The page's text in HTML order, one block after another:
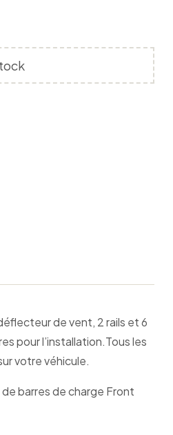
de vent, 2 rails et 6
pour l’installation.Tous les
votre véhicule.
barres de charge Front